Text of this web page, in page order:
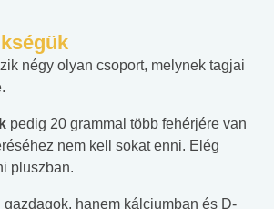
négy olyan csoport, melynek tagjai
pedig 20 grammal több fehérjére van
nem kell sokat enni. Elég
pluszban.
hanem kálciumban és D-